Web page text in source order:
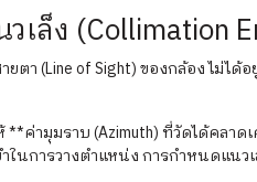
ล็ง (Collimation
ยตา (Line of Sight) ของกล้อง ไ
**ค่ามุมราบ (Azimuth) ที่วัดได้ค
นการวางตำแหน่ง การกำหนดแน